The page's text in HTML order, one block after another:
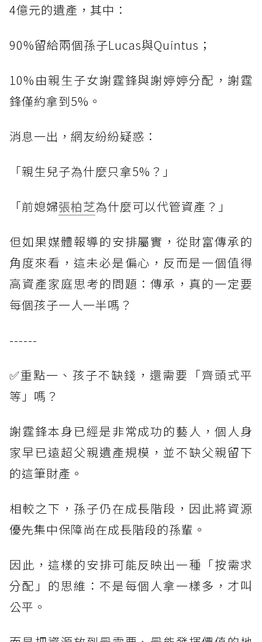
4億元的遺產，其中：
90%留給兩個孫子Lucas與Quintus；
10%由親生子女謝霆鋒與謝婷婷分配，謝霆
鋒僅約拿到5%。
消息一出，網友紛紛疑惑：
「親生兒子為什麼只拿5%？」
「前媳婦張柏芝為什麼可以代管資產？」
但如果媒體報導的安排屬實，從財富傳承的
角度來看，這未必是偏心，反而是一個值得
高資產家庭思考的問題：傳承，真的一定要
每個孩子一人一半嗎？
------
✅重點一、孩子不缺錢，還需要「齊頭式平
等」嗎？
謝霆鋒本身已經是非常成功的藝人，個人身
家早已遠超父親遺產規模，並不缺父親留下
的這筆財產。
相較之下，孫子仍在成長階段，因此將資源
優先集中保障尚在成長階段的孫輩。
因此，這樣的安排可能反映出一種「按需求
分配」的思維：不是每個人拿一樣多，才叫
公平。